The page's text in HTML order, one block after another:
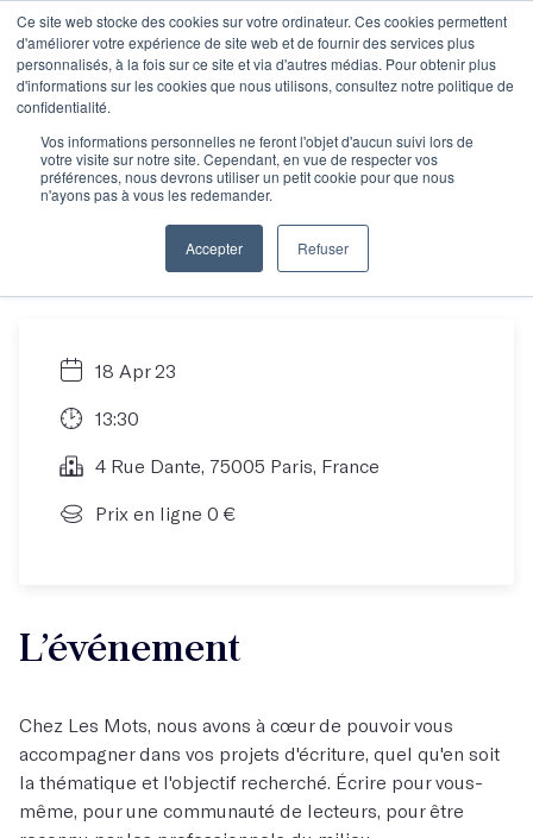
Ce site web stocke des cookies sur votre ordinateur. Ces cookies permettent
d'améliorer votre expérience de site web et de fournir des services plus
personnalisés, à la fois sur ce site et via d'autres médias. Pour obtenir plus
d'informations sur les cookies que nous utilisons, consultez notre politique de
confidentialité.
Vos informations personnelles ne feront l'objet d'aucun suivi lors de
votre visite sur notre site. Cependant, en vue de respecter vos
préférences, nous devrons utiliser un petit cookie pour que nous
n'ayons pas à vous les redemander.
Accepter Refuser
Objectif manuscrit :
Comment écrire son
roman en 12 mois ?
18 Apr 23
13:30
4 Rue Dante, 75005 Paris, France
Prix en ligne 0 €
L’événement
Chez Les Mots, nous avons à cœur de pouvoir vous
accompagner dans vos projets d'écriture, quel qu'en soit
la thématique et l'objectif recherché. Écrire pour vous-
même, pour une communauté de lecteurs, pour être